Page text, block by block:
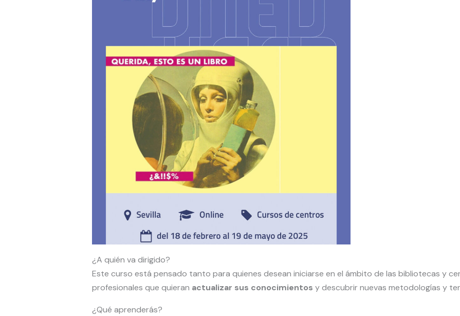
¿A quién va dirigido?
Este curso está pensado tanto para quienes desean iniciarse en el ámbito de las bibliotecas y
profesionales que quieran actualizar sus conocimientos y descubrir nuevas metodologías y
¿Qué aprenderás?